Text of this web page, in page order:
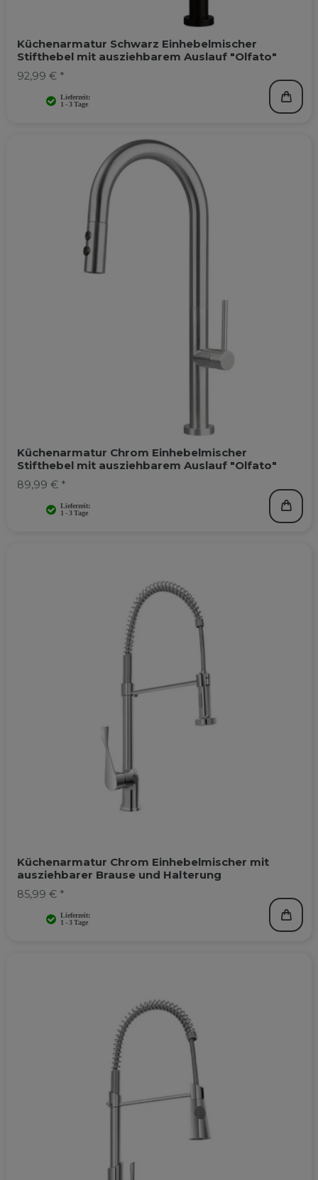
Küchenarmatur Schwarz Einhebelmischer
Stifthebel mit ausziehbarem Auslauf "Olfato"
92,99 € *
Küchenarmatur Chrom Einhebelmischer
Stifthebel mit ausziehbarem Auslauf "Olfato"
89,99 € *
Küchenarmatur Chrom Einhebelmischer mit
ausziehbarer Brause und Halterung
85,99 € *